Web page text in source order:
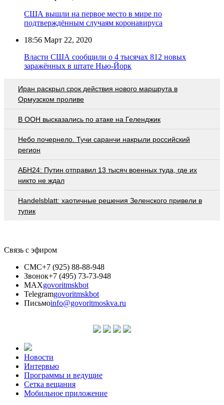
США вышли на первое место в мире по
подтверждённым случаям коронавируса
18:56 Март 22, 2020
Власти США сообщили о 4 тысячах 812 новых
заражённых в штате Нью-Йорк
Иран раскрыл срок действия нового маршрута в
Ормузском проливе
В ООН высказались по атаке на Геленджик
Небо почернело. Тучи саранчи накрыли российский
регион
АБН24: Путин отправил 13 тысяч военных туда, где их
никто не ждал
Handelsblatt: хаотичные решения Зеленского привели в
тупик
Связь с эфиром
СМС+7 (925) 88-88-948
Звонок+7 (495) 73-73-948
MAXgovoritmskbot
Telegramgovoritmskbot
Письмоinfo@govoritmoskva.ru
Новости
Интервью
Программы и ведущие
Сетка вещания
Мобильное приложение